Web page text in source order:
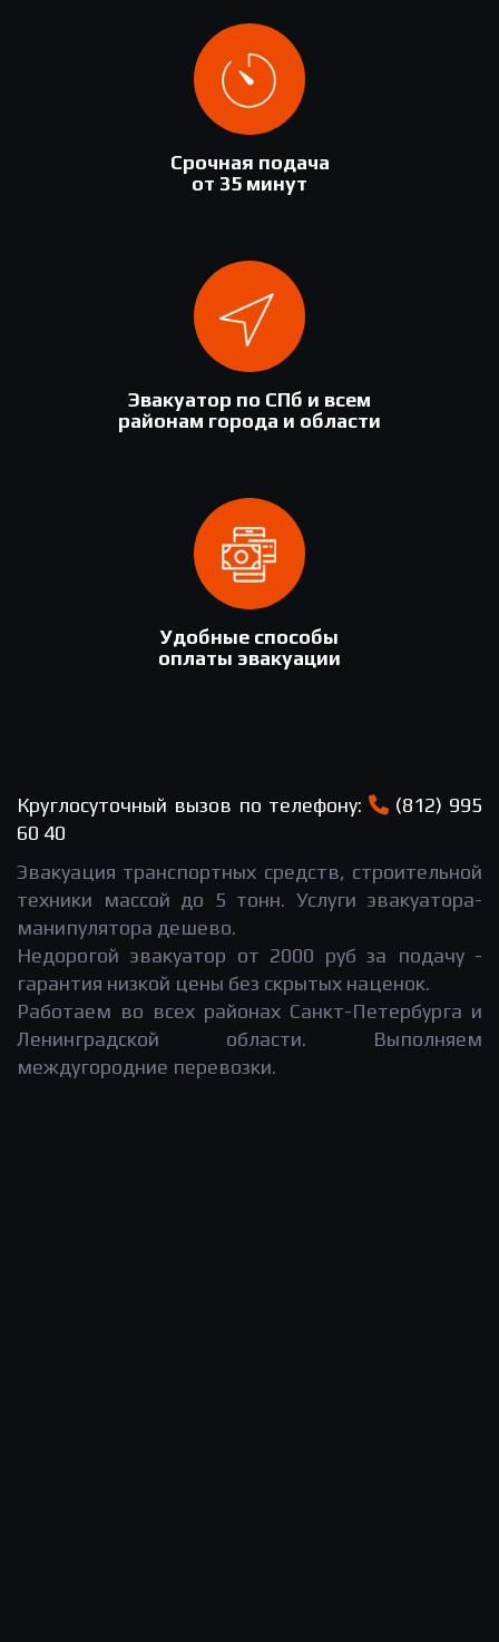
Срочная подача
от 35 минут
Эвакуатор по СПб и всем
районам города и области
Удобные способы
оплаты эвакуации
Круглосуточный вызов по телефону:
(812) 995
60 40
Эвакуация транспортных средств, строительной
техники массой до 5 тонн. Услуги эвакуатора-
манипулятора дешево.
Недорогой эвакуатор от 2000 руб за подачу -
гарантия низкой цены без скрытых наценок.
Работаем во всех районах Санкт-Петербурга и
Ленинградской области. Выполняем
междугородние перевозки.